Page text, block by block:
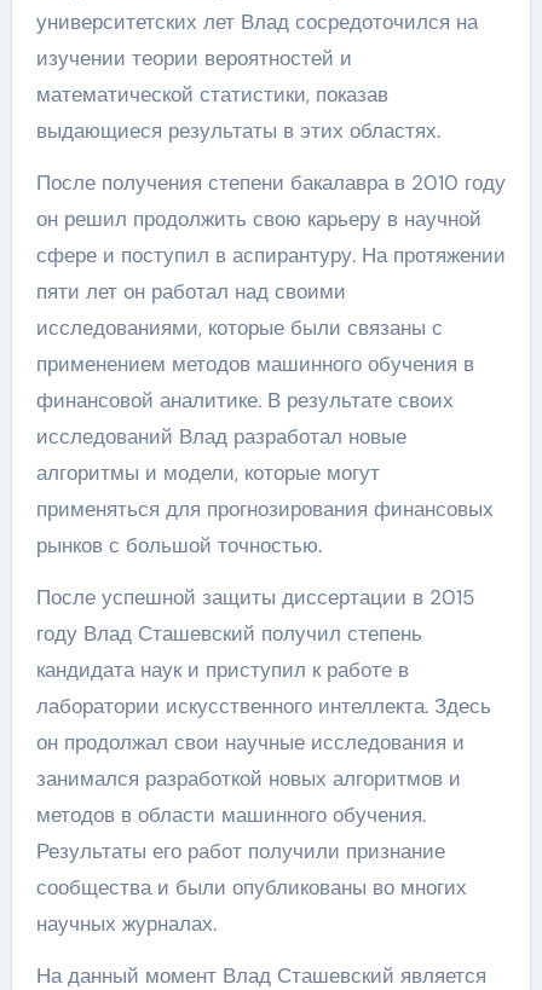
университетских лет Влад сосредоточился на
изучении теории вероятностей и
математической статистики, показав
выдающиеся результаты в этих областях.
После получения степени бакалавра в 2010 году
он решил продолжить свою карьеру в научной
сфере и поступил в аспирантуру. На протяжении
пяти лет он работал над своими
исследованиями, которые были связаны с
применением методов машинного обучения в
финансовой аналитике. В результате своих
исследований Влад разработал новые
алгоритмы и модели, которые могут
применяться для прогнозирования финансовых
рынков с большой точностью.
После успешной защиты диссертации в 2015
году Влад Сташевский получил степень
кандидата наук и приступил к работе в
лаборатории искусственного интеллекта. Здесь
он продолжал свои научные исследования и
занимался разработкой новых алгоритмов и
методов в области машинного обучения.
Результаты его работ получили признание
сообщества и были опубликованы во многих
научных журналах.
На данный момент Влад Сташевский является